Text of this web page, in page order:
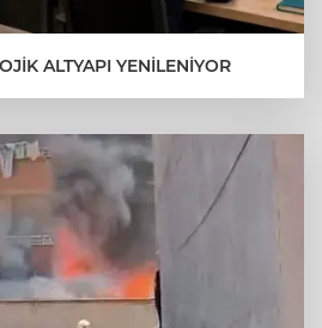
ALTYAPI YENİLENİYOR